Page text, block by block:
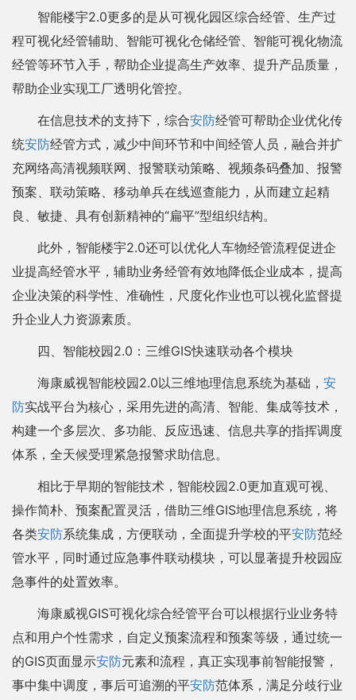
智能楼宇2.0更多的是从可视化园区综合经管、生产过
程可视化经管辅助、智能可视化仓储经管、智能可视化物流
经管等环节入手，帮助企业提高生产效率、提升产品质量，
帮助企业实现工厂透明化管控。
在信息技术的支持下，综合安防经管可帮助企业优化传
统安防经管方式，减少中间环节和中间经管人员，融合并扩
充网络高清视频联网、报警联动策略、视频条码叠加、报警
预案、联动策略、移动单兵在线巡查能力，从而建立起精
良、敏捷、具有创新精神的“扁平”型组织结构。
此外，智能楼宇2.0还可以优化人车物经管流程促进企
业提高经管水平，辅助业务经管有效地降低企业成本，提高
企业决策的科学性、准确性，尺度化作业也可以视化监督提
升企业人力资源素质。
四、智能校园2.0：三维GIS快速联动各个模块
海康威视智能校园2.0以三维地理信息系统为基础， 安
防实战平台为核心，采用先进的高清、智能、集成等技术，
构建一个多层次、多功能、反应迅速、信息共享的指挥调度
体系，全天候受理紧急报警求助信息。
相比于早期的智能技术，智能校园2.0更加直观可视、
操作简朴、预案配置灵活，借助三维GIS地理信息系统，将
各类安防系统集成，方便联动，全面提升学校的平安防范经
管水平，同时通过应急事件联动模块，可以显著提升校园应
急事件的处置效率。
海康威视GIS可视化综合经管平台可以根据行业业务特
点和用户个性需求，自定义预案流程和预案等级，通过统一
的GIS页面显示安防元素和流程，真正实现事前智能报警，
事中集中调度，事后可追溯的平安防范体系，满足分歧行业